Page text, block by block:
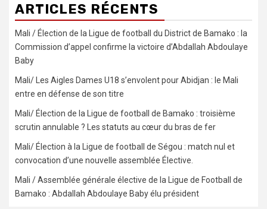
ARTICLES RÉCENTS
Mali / Élection de la Ligue de football du District de Bamako : la
Commission d’appel confirme la victoire d’Abdallah Abdoulaye
Baby
Mali/ Les Aigles Dames U18 s’envolent pour Abidjan : le Mali
entre en défense de son titre
Mali/ Élection de la Ligue de football de Bamako : troisième
scrutin annulable ? Les statuts au cœur du bras de fer
Mali/ Élection à la Ligue de football de Ségou : match nul et
convocation d’une nouvelle assemblée Élective.
Mali / Assemblée générale élective de la Ligue de Football de
Bamako : Abdallah Abdoulaye Baby élu président